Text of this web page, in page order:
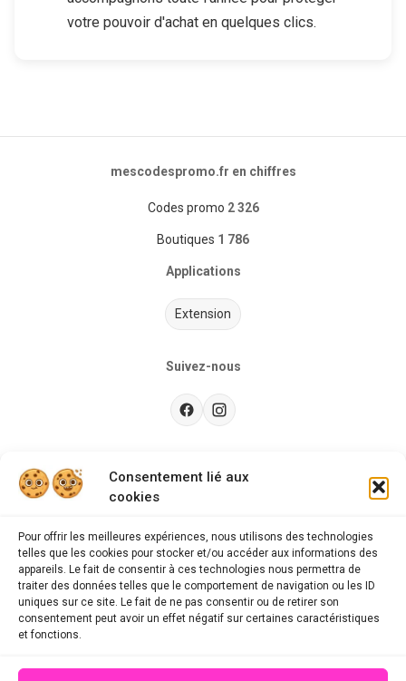
Consentement lié aux
cookies
Pour offrir les meilleures expériences, nous utilisons des technologies
telles que les cookies pour stocker et/ou accéder aux informations des
appareils. Le fait de consentir à ces technologies nous permettra de
traiter des données telles que le comportement de navigation ou les ID
uniques sur ce site. Le fait de ne pas consentir ou de retirer son
consentement peut avoir un effet négatif sur certaines caractéristiques
et fonctions.
votre pouvoir d'achat en quelques clics.
mescodespromo.fr en chiffres
Codes promo 2 326
Boutiques 1 786
Applications
Extension
Suivez-nous
FAQ
Mentions légales
Politique de confidentialité